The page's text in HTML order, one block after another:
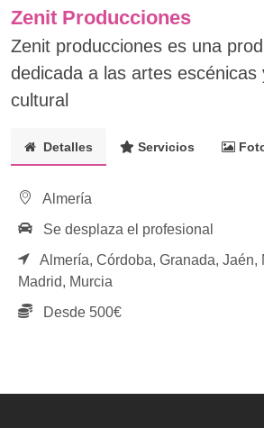
Zenit Producciones
Zenit producciones es una
dedicada a las artes escénicas
cultural
Detalles Servicios
Almería
Se desplaza el profesional
Almería, Córdoba, Granada, Jaén,
Madrid, Murcia
Desde 500€